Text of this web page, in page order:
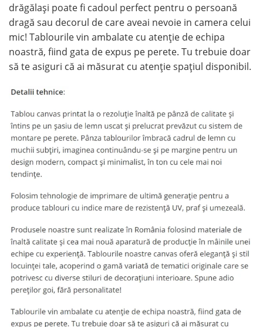
drăgălași poate fi cadoul perfect pentru o persoană
dragă sau decorul de care aveai nevoie in camera celui
mic! Tablourile vin ambalate cu atenție de echipa
noastră, fiind gata de expus pe perete. Tu trebuie doar
să te asiguri că ai măsurat cu atenție spațiul disponibil.